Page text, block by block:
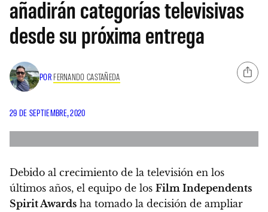
añadirán categorías televisivas
desde su próxima entrega
POR FERNANDO CASTAÑEDA
29 DE SEPTIEMBRE, 2020
Debido al crecimiento de la televisión en los
últimos años, el equipo de los Film Independents
Spirit Awards ha tomado la decisión de ampliar